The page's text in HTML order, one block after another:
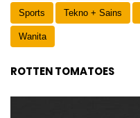
Sports Tekno + Sains
Wanita
ROTTEN TOMATOES